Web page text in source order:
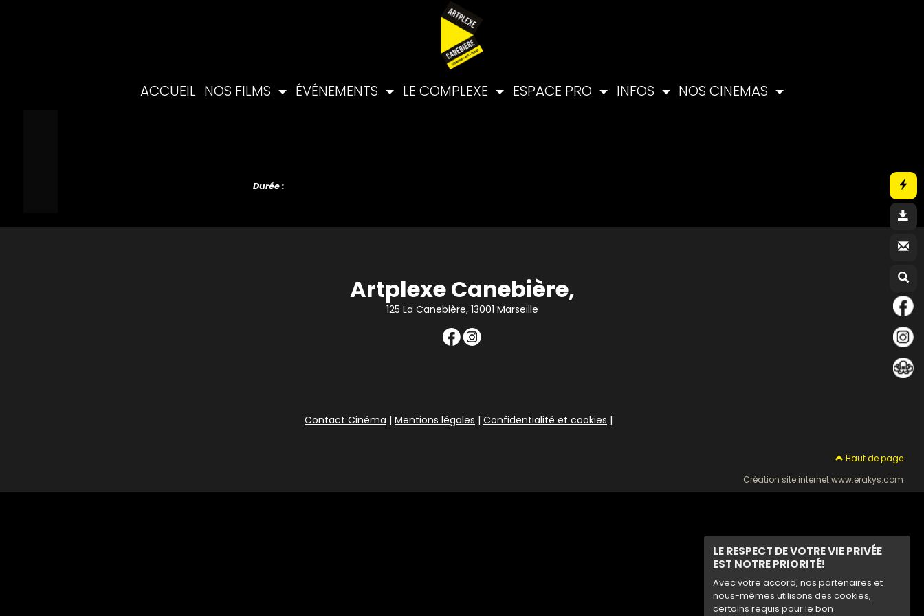
LE RESPECT DE VOTRE VIE PRIVÉE
EST NOTRE PRIORITÉ!
Avec votre accord, nos partenaires et
nous-mêmes utilisons des cookies,
certains requis pour le bon
ACCUEIL NOS FILMS ÉVÉNEMENTS LE COMPLEXE ESPACE PRO INFOS NOS CINEMAS
Durée :
Artplexe Canebière,
125 La Canebière, 13001 Marseille
Contact Cinéma | Mentions légales | Confidentialité et cookies |
Haut de page
Création site internet www.erakys.com